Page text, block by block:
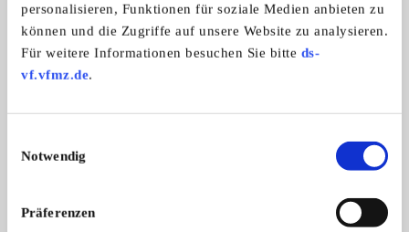
personalisieren, Funktionen für soziale Medien anbieten zu
können und die Zugriffe auf unsere Website zu analysieren.
Für weitere Informationen besuchen Sie bitte ds-
vf.vfmz.de.
Notwendig
Präferenzen
TSCD Triumph Stag Club Deutschland